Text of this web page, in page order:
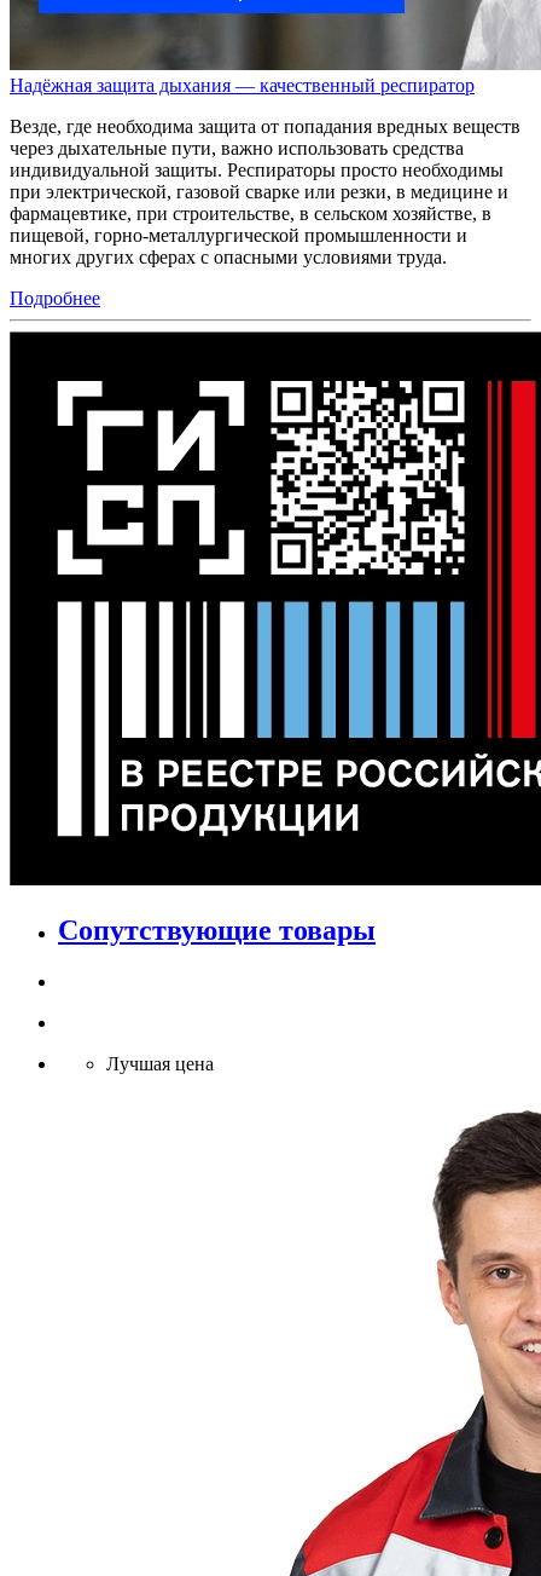
Надёжная защита дыхания — качественный респиратор
Везде, где необходима защита от попадания вредных веществ
через дыхательные пути, важно использовать средства
индивидуальной защиты. Респираторы просто необходимы
при электрической, газовой сварке или резки, в медицине и
фармацевтике, при строительстве, в сельском хозяйстве, в
пищевой, горно-металлургической промышленности и
многих других сферах с опасными условиями труда.
Подробнее
Сопутствующие товары
Лучшая цена